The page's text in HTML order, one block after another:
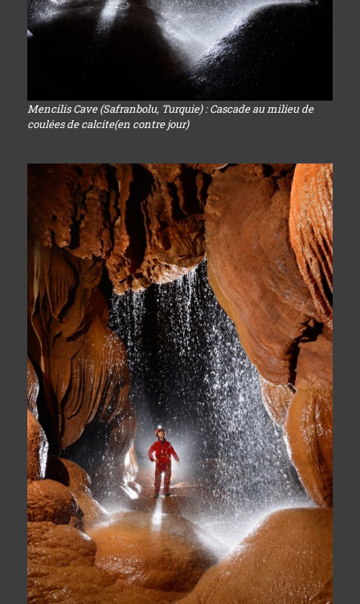
Mencilis Cave (Safranbolu, Turquie) : Cascade au milieu de
coulées de calcite(en contre jour)